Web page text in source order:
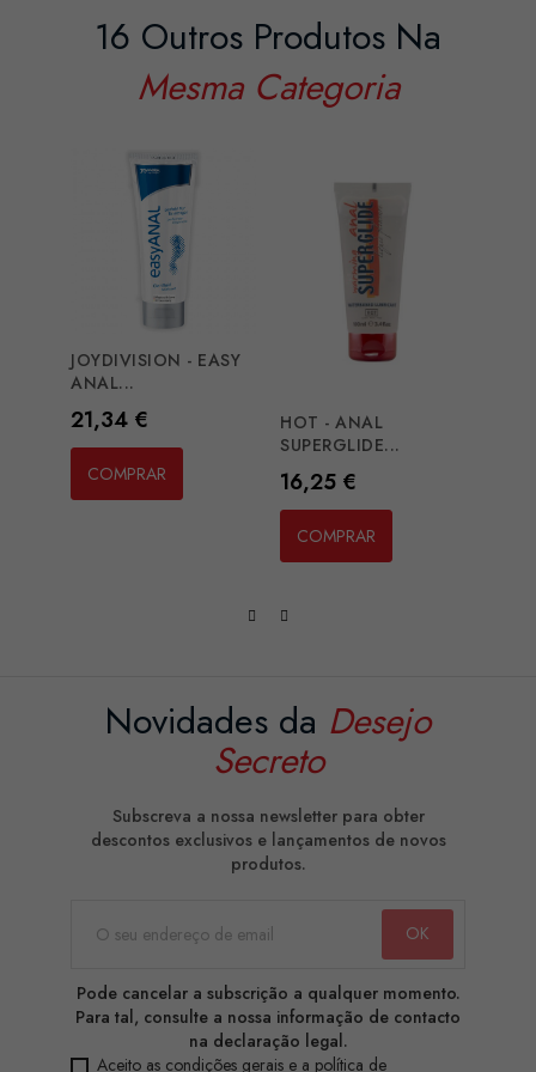
16 Outros Produtos Na
Mesma Categoria
JOYDIVISION - EASY
ANAL...
Preço
21,34 €
COMPRAR
HOT - ANAL
SUPERGLIDE...
Preço
16,25 €
COMPRAR
Novidades da Desejo
Secreto
Subscreva a nossa newsletter para obter
descontos exclusivos e lançamentos de novos
produtos.
Pode cancelar a subscrição a qualquer momento.
Para tal, consulte a nossa informação de contacto
na declaração legal.
Aceito as condições gerais e a política de